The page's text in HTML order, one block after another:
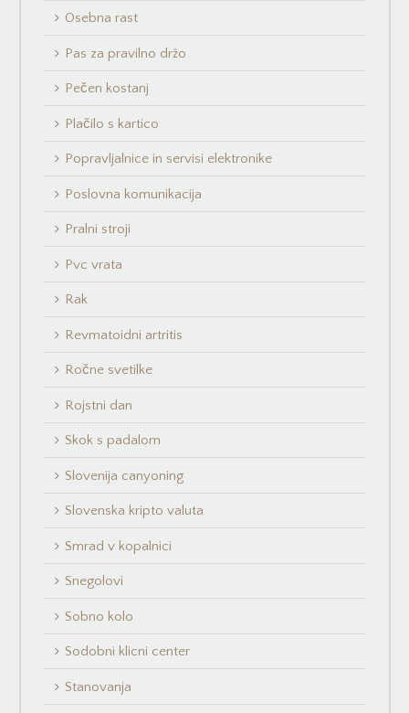
Osebna rast
Pas za pravilno držo
Pečen kostanj
Plačilo s kartico
Popravljalnice in servisi elektronike
Poslovna komunikacija
Pralni stroji
Pvc vrata
Rak
Revmatoidni artritis
Ročne svetilke
Rojstni dan
Skok s padalom
Slovenija canyoning
Slovenska kripto valuta
Smrad v kopalnici
Snegolovi
Sobno kolo
Sodobni klicni center
Stanovanja